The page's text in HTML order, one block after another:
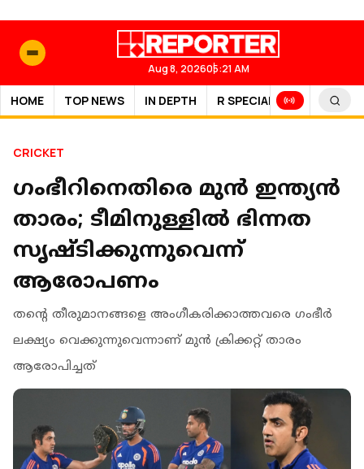
Aug 8, 202605:21 AM
HOME TOP NEWS IN DEPTH R SPECIAL SPORTS
CRICKET
ഗംഭീറിനെതിരെ മുന്‍ ഇന്ത്യന്‍
താരം; ടീമിനുള്ളില്‍ ഭിന്നത
സൃഷ്ടിക്കുന്നുവെന്ന്
ആരോപണം
തന്റെ തീരുമാനങ്ങളെ അംഗീകരിക്കാത്തവരെ ഗംഭീര്‍
ലക്ഷ്യം വെക്കുന്നുവെന്നാണ് മുന്‍ ക്രിക്കറ്റ് താരം
ആരോപിച്ചത്